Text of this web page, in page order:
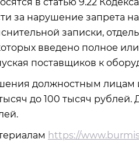
за нарушение запрета
записки,
введено полное
поставщиков к
должностным
до 100 тысяч
https://